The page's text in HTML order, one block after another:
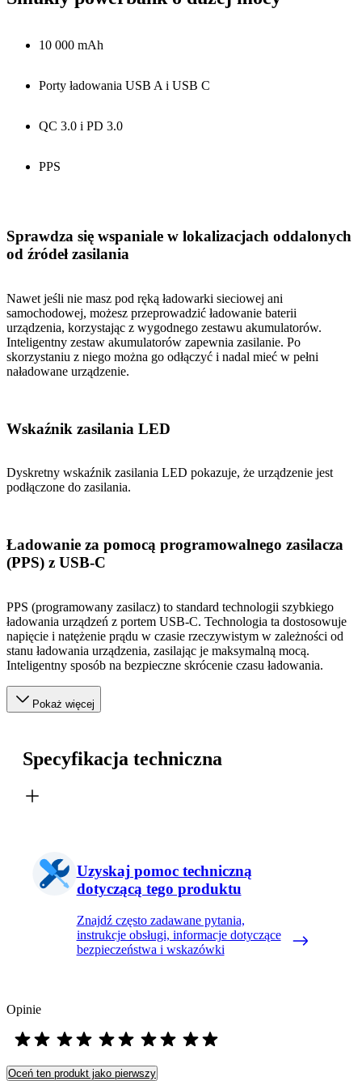
10 000 mAh
Porty ładowania USB A i USB C
QC 3.0 i PD 3.0
PPS
Sprawdza się wspaniale w lokalizacjach oddalonych
od źródeł zasilania
Nawet jeśli nie masz pod ręką ładowarki sieciowej ani
samochodowej, możesz przeprowadzić ładowanie baterii
urządzenia, korzystając z wygodnego zestawu akumulatorów.
Inteligentny zestaw akumulatorów zapewnia zasilanie. Po
skorzystaniu z niego można go odłączyć i nadal mieć w pełni
naładowane urządzenie.
Wskaźnik zasilania LED
Dyskretny wskaźnik zasilania LED pokazuje, że urządzenie jest
podłączone do zasilania.
Ładowanie za pomocą programowalnego zasilacza
(PPS) z USB-C
PPS (programowany zasilacz) to standard technologii szybkiego
ładowania urządzeń z portem USB-C. Technologia ta dostosowuje
napięcie i natężenie prądu w czasie rzeczywistym w zależności od
stanu ładowania urządzenia, zasilając je maksymalną mocą.
Inteligentny sposób na bezpieczne skrócenie czasu ładowania.
Pokaż więcej
Specyfikacja techniczna
Uzyskaj pomoc techniczną
dotyczącą tego produktu
Znajdź często zadawane pytania,
instrukcje obsługi, informacje dotyczące
bezpieczeństwa i wskazówki
Opinie
Oceń ten produkt jako pierwszy